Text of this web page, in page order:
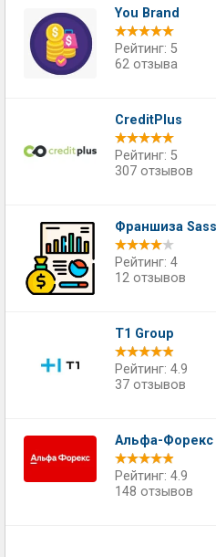
You Brand
Рейтинг: 5
62 отзыва
CreditPlus
Рейтинг: 5
307 отзывов
Франшиза
Рейтинг: 4
12 отзывов
T1 Group
Рейтинг: 4.9
37 отзывов
Альфа-Форекс
Рейтинг: 4.9
148 отзывов